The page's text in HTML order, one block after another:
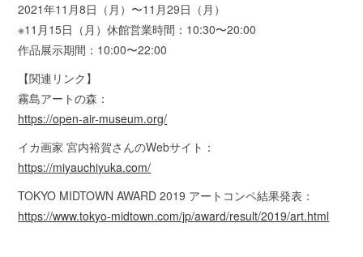
2021年11月8日（月）〜11月29日（月）
※11月15日（月）休館営業時間：10:30〜20:00
作品展示期間：10:00〜22:00
【関連リンク】
霧島アートの森：
https://open-air-museum.org/
イカ画家 宮内裕賀さんのWebサイト：
https://miyauchiyuka.com/
TOKYO MIDTOWN AWARD 2019 アートコンペ結果発表：
https://www.tokyo-midtown.com/jp/award/result/2019/art.html